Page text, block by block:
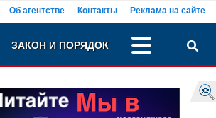
Об агентстве Контакты Реклама на сайте
ЗАКОН И ПОРЯДОК